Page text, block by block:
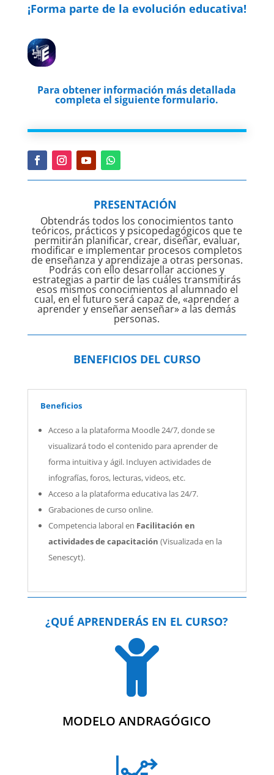
¡Forma parte de la evolución educativa!
Para obtener información más detallada
completa el siguiente formulario.
PRESENTACIÓN
Obtendrás todos los conocimientos tanto
teóricos, prácticos y psicopedagógicos que te
permitirán planificar, crear, diseñar, evaluar,
modificar e implementar procesos completos
de enseñanza y aprendizaje a otras personas.
Podrás con ello desarrollar acciones y
estrategias a partir de las cuáles transmitirás
esos mismos conocimientos al alumnado el
cual, en el futuro será capaz de, «aprender a
aprender y enseñar aenseñar» a las demás
personas.
BENEFICIOS DEL CURSO
Beneficios
Acceso a la plataforma Moodle 24/7, donde se
visualizará todo el contenido para aprender de
forma intuitiva y ágil. Incluyen actividades de
infografías, foros, lecturas, videos, etc.
Acceso a la plataforma educativa las 24/7.
Grabaciones de curso online.
Competencia laboral en Facilitación en
actividades de capacitación (Visualizada en la
Senescyt).
¿QUÉ APRENDERÁS EN EL CURSO?

MODELO ANDRAGÓGICO